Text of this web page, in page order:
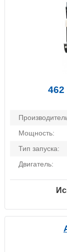
462
Мощность:
Тип запуска:
Двигатель: